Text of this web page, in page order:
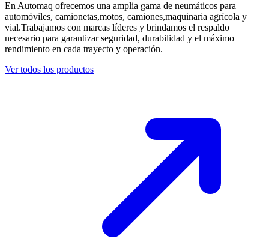
En Automaq ofrecemos una amplia gama de neumáticos para
automóviles, camionetas,motos, camiones,maquinaria agrícola y
vial.Trabajamos con marcas líderes y brindamos el respaldo
necesario para garantizar seguridad, durabilidad y el máximo
rendimiento en cada trayecto y operación.
Ver todos los productos